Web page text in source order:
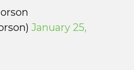
January 25,